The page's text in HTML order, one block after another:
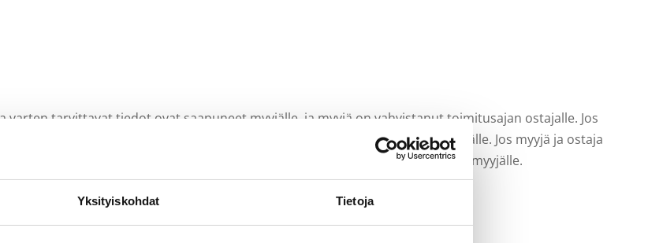
Yksityiskohdat Tietoja
tarvittavat tiedot ovat saapuneet myyjälle, ja myyjä on vahvistanut toimitusajan ostajalle. Jos
siitä päivästä, jolloin ilmoitus viimeisestä muutoksesta on saapunut myyjälle. Jos myyjä ja ostaja
luetaan alkavaksi aikaisintaan vakuuden tai ennakkomaksun saapumisesta myyjälle.